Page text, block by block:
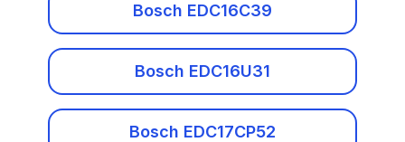
Bentley
Bosch EDC7C4 / EDC16C31
Denso SH7058
Denso SH7059
Bosch EDC16C39
Bosch EDC16U31
Bosch EDC17CP52